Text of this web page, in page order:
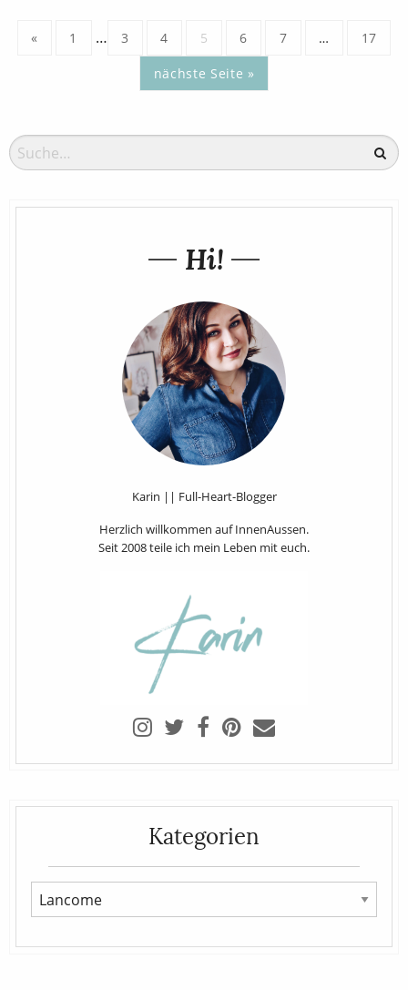
« 1 … 3 4 5 6 7 … 17
nächste Seite »
Hi!
Karin || Full-Heart-Blogger
Herzlich willkommen auf InnenAussen.
Seit 2008 teile ich mein Leben mit euch.
Kategorien